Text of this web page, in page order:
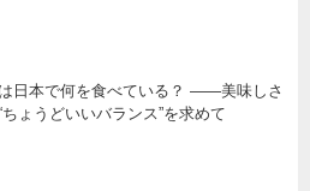
日本で何を食べている？ ――美味しさ
ちょうどいいバランス”を求めて